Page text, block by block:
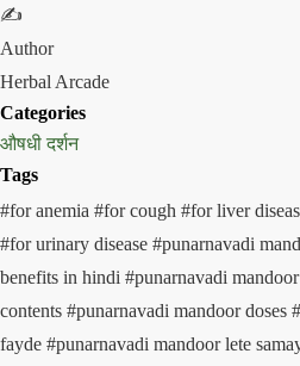
✍️
Author
Herbal Arcade
Categories
औषधी दर्शन
Tags
#for anemia #for cough #for liver
#for urinary disease #punarnavadi
benefits in hindi #punarnavadi
contents #punarnavadi mandoor doses
fayde #punarnavadi mandoor lete